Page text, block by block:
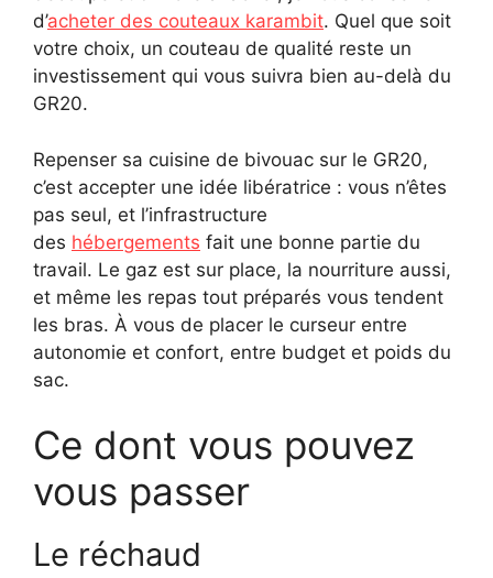
d’acheter des couteaux karambit. Quel que soit
votre choix, un couteau de qualité reste un
investissement qui vous suivra bien au-delà du
GR20.
Repenser sa cuisine de bivouac sur le GR20,
c’est accepter une idée libératrice : vous n’êtes
pas seul, et l’infrastructure
des hébergements fait une bonne partie du
travail. Le gaz est sur place, la nourriture aussi,
et même les repas tout préparés vous tendent
les bras. À vous de placer le curseur entre
autonomie et confort, entre budget et poids du
sac.
Ce dont vous pouvez
vous passer
Le réchaud